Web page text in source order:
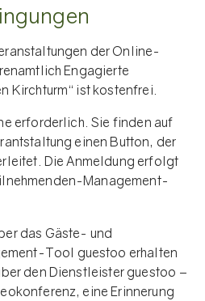
der Online-
Engagierte
Kirchturm“ ist kostenfrei.
erforderlich. Sie finden auf
einen Button, der
Die Anmeldung erfolgt
Management-
das Gäste- und
Tool guestoo erhalten
den Dienstleister guestoo –
eine Erinnerung